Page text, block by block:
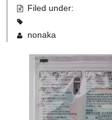
決済方法・送料など
店舗ご案内
商品一覧
お問い合わせ
Filed under:
nonaka